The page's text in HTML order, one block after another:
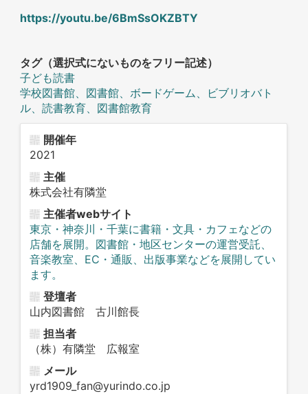
https://youtu.be/6BmSsOKZBTY
タグ（選択式にないものをフリー記述）
子ども読書
学校図書館、図書館、ボードゲーム、ビブリオバト
ル、読書教育、図書館教育
開催年
2021
主催
株式会社有隣堂
主催者webサイト
東京・神奈川・千葉に書籍・文具・カフェなどの
店舗を展開。図書館・地区センターの運営受託、
音楽教室、EC・通販、出版事業などを展開してい
ます。
登壇者
山内図書館 古川館長
担当者
（株）有隣堂 広報室
メール
yrd1909_fan@yurindo.co.jp